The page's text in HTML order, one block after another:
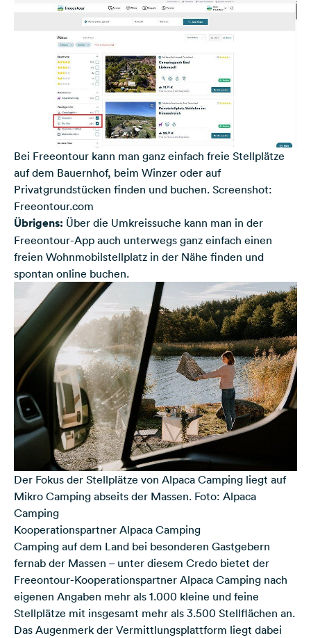
Bei Freeontour kann man ganz einfach freie Stellplätze
auf dem Bauernhof, beim Winzer oder auf
Privatgrundstücken finden und buchen. Screenshot:
Freeontour.com
Übrigens: Über die Umkreissuche kann man in der
Freeontour-App auch unterwegs ganz einfach einen
freien Wohnmobilstellplatz in der Nähe finden und
spontan online buchen.
Der Fokus der Stellplätze von Alpaca Camping liegt auf
Mikro Camping abseits der Massen. Foto: Alpaca
Camping
Kooperationspartner Alpaca Camping
Camping auf dem Land bei besonderen Gastgebern
fernab der Massen – unter diesem Credo bietet der
Freeontour-Kooperationspartner Alpaca Camping nach
eigenen Angaben mehr als 1.000 kleine und feine
Stellplätze mit insgesamt mehr als 3.500 Stellflächen an.
Das Augenmerk der Vermittlungsplattform liegt dabei